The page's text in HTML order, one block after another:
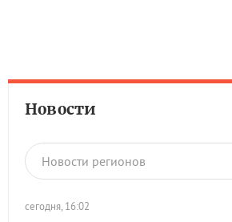
Новости
Новости регионов
сегодня, 16:02